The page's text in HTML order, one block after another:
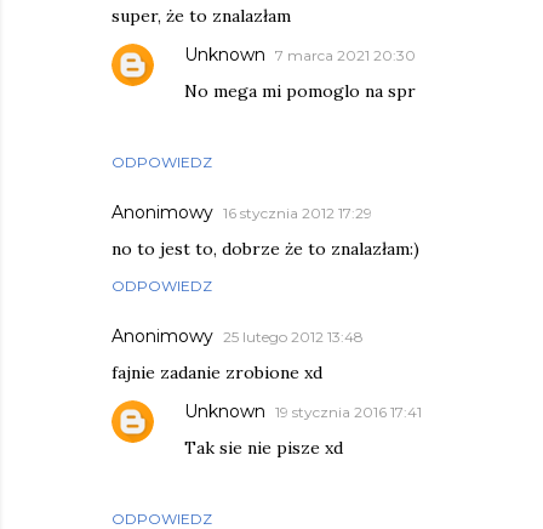
super, że to znalazłam
ODPOWIEDZ
Unknown 7 marca 2021 20:30
No mega mi pomoglo na spr
Anonimowy 16 stycznia 2012 17:29
no to jest to, dobrze że to znalazłam:)
ODPOWIEDZ
Anonimowy 25 lutego 2012 13:48
fajnie zadanie zrobione xd
ODPOWIEDZ
Unknown 19 stycznia 2016 17:41
Tak sie nie pisze xd